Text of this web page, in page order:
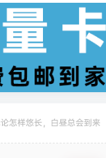
怎样悠长，白昼总会到来